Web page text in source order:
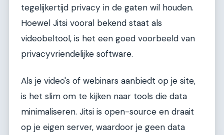
tegelijkertijd privacy in de gaten wil houden.
Hoewel Jitsi vooral bekend staat als
videobeltool, is het een goed voorbeeld van
privacyvriendelijke software.
Als je video's of webinars aanbiedt op je site,
is het slim om te kijken naar tools die data
minimaliseren. Jitsi is open-source en draait
op je eigen server, waardoor je geen data